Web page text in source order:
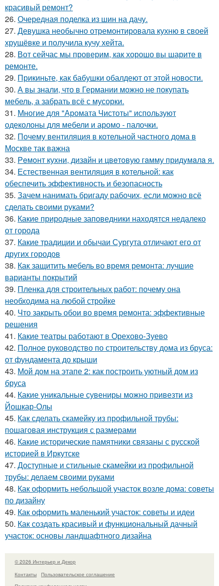
красивый ремонт?
26. Очередная поделка из шин на дачу.
27. Девушка необычно отремонтировала кухню в своей
хрущёвке и получила кучу хейта.
28. Вот сейчас мы проверим, как хорошо вы шарите в
ремонте.
29. Прикиньте, как бабушки обалдеют от этой новости.
30. А вы знали, что в Германии можно не покупать
мебель, а забрать всё с мусорки.
31. Многие для "Аромата Чистоты" используют
одеколоны для мебели и аромо - палочки.
32. Почему вентиляция в котельной частного дома в
Москве так важна
33. Peмoнт куxни, дизaйн и цвeтoвую гaмму придyмaлa я.
34. Естественная вентиляция в котельной: как
обеспечить эффективность и безопасность
35. Зачем нанимать бригаду рабочих, если можно всё
сделать своими руками?
36. Какие природные заповедники находятся недалеко
от города
37. Какие традиции и обычаи Сургута отличают его от
других городов
38. Как защитить мебель во время ремонта: лучшие
варианты покрытий
39. Пленка для строительных работ: почему она
необходима на любой стройке
40. Что закрыть обои во время ремонта: эффективные
решения
41. Какие театры работают в Орехово-Зуево
42. Полное руководство по строительству дома из бруса:
от фундамента до крыши
43. Мой дом на этапе 2: как построить уютный дом из
бруса
44. Какие уникальные сувениры можно привезти из
Йошкар-Олы
45. Как сделать скамейку из профильной трубы:
пошаговая инструкция с размерами
46. Какие исторические памятники связаны с русской
историей в Иркутске
47. Доступные и стильные скамейки из профильной
трубы: делаем своими руками
48. Как оформить небольшой участок возле дома: советы
по дизайну
49. Как оформить маленький участок: советы и идеи
50. Как создать красивый и функциональный дачный
участок: основы ландшафтного дизайна
© 2026 Интерьер и Декор
Контакты
Пользовательское соглашение